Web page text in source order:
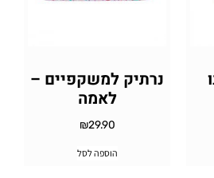
נרתיק למשקפיים –
לאמה
₪29.90
הוספה לסל